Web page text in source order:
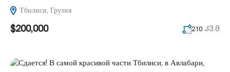
Тбилиси, Грузия
$200,000 210 კვ.მ